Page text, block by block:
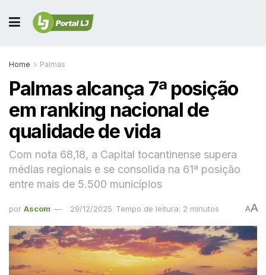
Home Palmas
Palmas alcança 7ª posição
em ranking nacional de
qualidade de vida
Com nota 68,18, a Capital tocantinense supera
médias regionais e se consolida na 61ª posição
entre mais de 5.500 municípios
por Ascom 29/12/2025 Tempo de leitura: 2 minutos AA